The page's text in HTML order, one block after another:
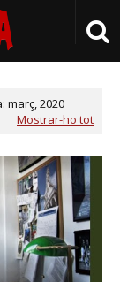
març, 2020
Mostrar-ho tot